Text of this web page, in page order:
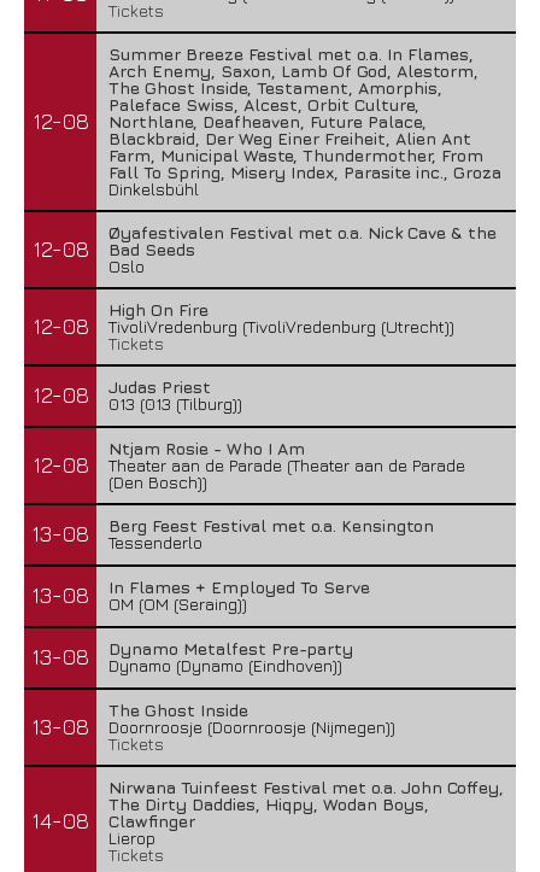
Tickets
12-08
Summer Breeze Festival met o.a. In Flames,
Arch Enemy, Saxon, Lamb Of God, Alestorm,
The Ghost Inside, Testament, Amorphis,
Paleface Swiss, Alcest, Orbit Culture,
Northlane, Deafheaven, Future Palace,
Blackbraid, Der Weg Einer Freiheit, Alien Ant
Farm, Municipal Waste, Thundermother, From
Fall To Spring, Misery Index, Parasite inc., Groza
Dinkelsbühl
12-08
Øyafestivalen Festival met o.a. Nick Cave & the
Bad Seeds
Oslo
12-08
High On Fire
TivoliVredenburg (TivoliVredenburg (Utrecht))
Tickets
12-08
Judas Priest
013 (013 (Tilburg))
12-08
Ntjam Rosie - Who I Am
Theater aan de Parade (Theater aan de Parade
(Den Bosch))
13-08
Berg Feest Festival met o.a. Kensington
Tessenderlo
13-08
In Flames + Employed To Serve
OM (OM (Seraing))
13-08
Dynamo Metalfest Pre-party
Dynamo (Dynamo (Eindhoven))
13-08
The Ghost Inside
Doornroosje (Doornroosje (Nijmegen))
Tickets
14-08
Nirwana Tuinfeest Festival met o.a. John Coffey,
The Dirty Daddies, Hiqpy, Wodan Boys,
Clawfinger
Lierop
Tickets